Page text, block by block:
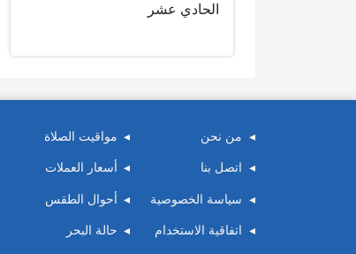
الحادي عشر
من نحن
اتصل بنا
سياسة الخصوصية
اتفاقية الاستخدام
مواقيت الصلاة
أسعار العملات
أحوال الطقس
حالة البحر